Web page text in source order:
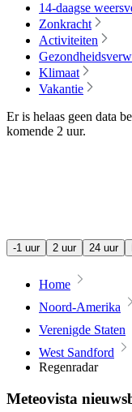
14-daagse
Zonkracht
Activiteiten
Klimaat
Vakantie
Er is helaas geen data
komende 2 uur.
-1 uur 2 uur 24 uur
Home
Noord-Amerika
Verenigde Staten
West Sandford
Regenradar
Meteovista